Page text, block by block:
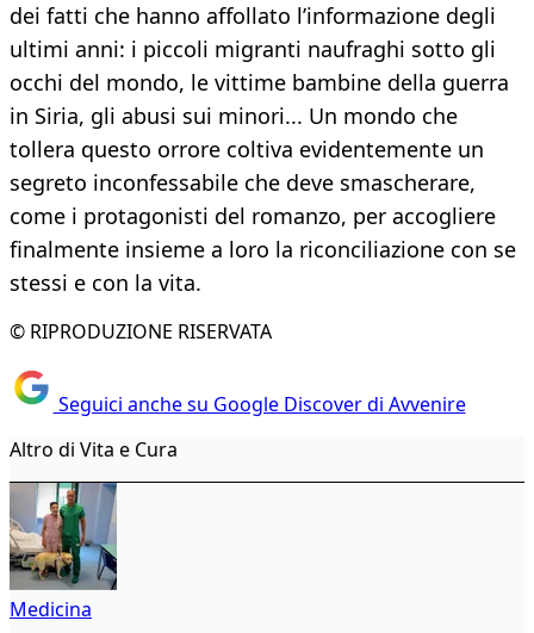
dei fatti che hanno affollato l’informazione degli
ultimi anni: i piccoli migranti naufraghi sotto gli
occhi del mondo, le vittime bambine della guerra
in Siria, gli abusi sui minori... Un mondo che
tollera questo orrore coltiva evidentemente un
segreto inconfessabile che deve smascherare,
come i protagonisti del romanzo, per accogliere
finalmente insieme a loro la riconciliazione con se
stessi e con la vita.
© RIPRODUZIONE RISERVATA
Seguici anche su Google Discover di Avvenire
Altro di Vita e Cura
Medicina